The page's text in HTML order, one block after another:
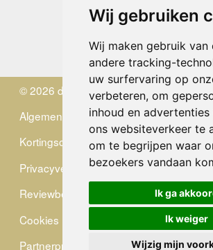
Wij gebruiken
Wij maken gebruik van
andere tracking-
uw surfervaring op
verbeteren, om
inhoud en
ons websiteverkeer te
om te begrijpen waar
bezoekers vandaan
Ik ga
Ik weiger
Wijzig mijn
Donderdag
10.00 - 12.30 en
Vrijdag 10.00 - 12.30 en
Zaterdag
gesloten
Zondag gesloten
© 2026 de Zwerver
Algemene Voorwaarden
Kortingscode
Privacyverklaring
Reviewbeleid
Cookies
Partnerprogramma